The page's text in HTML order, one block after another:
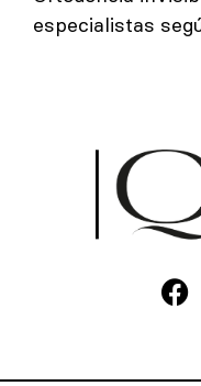
especialistas